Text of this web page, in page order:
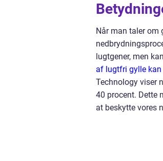
Når man taler om
lugtgener, men
af lugtfri gylle kan
Technology viser
40 procent. Dette
at beskytte vores